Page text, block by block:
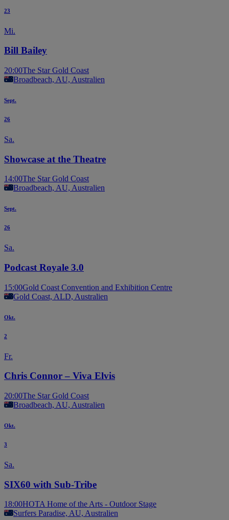
23
Mi.
Bill Bailey
20:00The Star Gold Coast
Broadbeach, AU, Australien
Sept.
26
Sa.
Showcase at the Theatre
14:00The Star Gold Coast
Broadbeach, AU, Australien
Sept.
26
Sa.
Podcast Royale 3.0
15:00Gold Coast Convention and Exhibition Centre
Gold Coast, ALD, Australien
Okt.
2
Fr.
Chris Connor – Viva Elvis
20:00The Star Gold Coast
Broadbeach, AU, Australien
Okt.
3
Sa.
SIX60 with Sub-Tribe
18:00HOTA Home of the Arts - Outdoor Stage
Surfers Paradise, AU, Australien